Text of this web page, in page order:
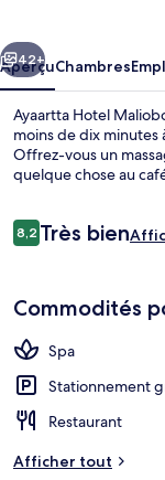
Suivant
42+
AperçuChambres
Ayaartta Hotel
moins de dix minutes
Offrez-vous un
quelque chose au
Avis
8,28,2 sur 10 –
Très bien
Commodités
Spa
Stationnement
Restaurant
Afficher tout